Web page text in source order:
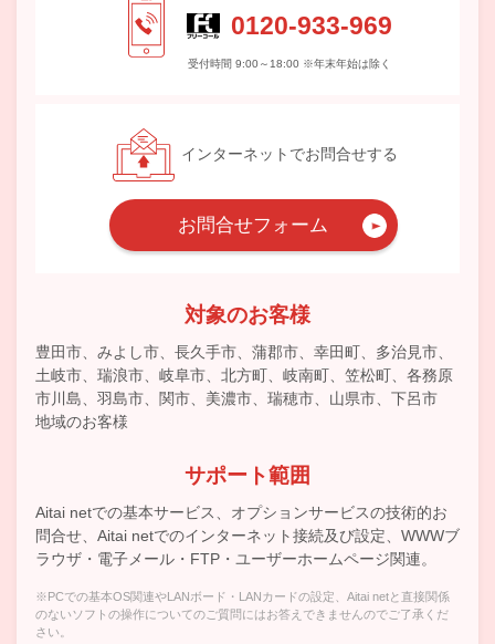
0120-933-969
受付時間 9:00～18:00 ※年末年始は除く
インターネットでお問合せする
お問合せフォーム
対象のお客様
豊田市、みよし市、長久手市、蒲郡市、幸田町、多治見市、
土岐市、瑞浪市、岐阜市、北方町、岐南町、笠松町、各務原
市川島、羽島市、関市、美濃市、瑞穂市、山県市、下呂市
地域のお客様
サポート範囲
Aitai netでの基本サービス、オプションサービスの技術的お
問合せ、Aitai netでのインターネット接続及び設定、WWWブ
ラウザ・電子メール・FTP・ユーザーホームページ関連。
※PCでの基本OS関連やLANボード・LANカードの設定、Aitai netと直接関係
のないソフトの操作についてのご質問にはお答えできませんのでご了承くだ
さい。